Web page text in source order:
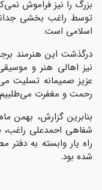
بزرگ را نیز فراموش
توسط راغب بخشی
اسلامی است.
درگذشت این هنرمند
نیز اهالی هنر و
عزیز صمیمانه تسلیت
رحمت و مغفرت
بنابرین گزارش، بهمن
شفاهی احمدعلی راغب،
راه یار وابسته به دفتر
شده بود.